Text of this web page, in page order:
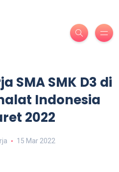
SMA SMK D3 di
Indonesia
2022
15 Mar 2022